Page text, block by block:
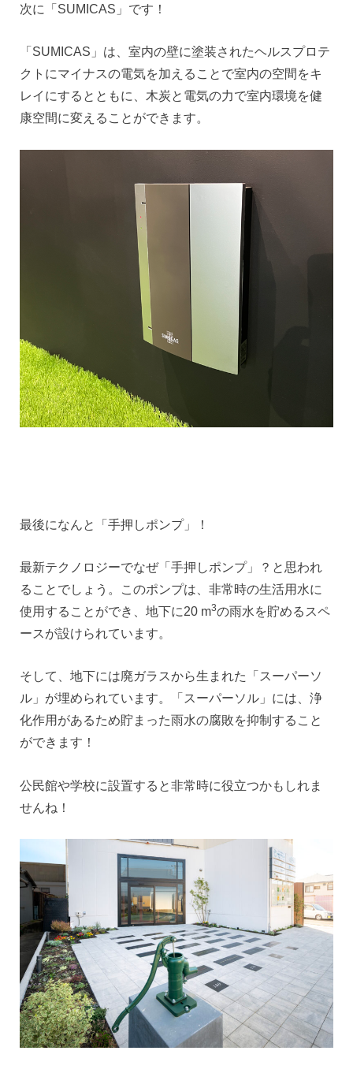
次に「SUMICAS」です！
「SUMICAS」は、室内の壁に塗装されたヘルスプロテ
クトにマイナスの電気を加えることで室内の空間をキ
レイにするとともに、木炭と電気の力で室内環境を健
康空間に変えることができます。
最後になんと「手押しポンプ」！
最新テクノロジーでなぜ「手押しポンプ」？と思われ
ることでしょう。このポンプは、非常時の生活用水に
使用することができ、地下に20 m3の雨水を貯めるスペ
ースが設けられています。
そして、地下には廃ガラスから生まれた「スーパーソ
ル」が埋められています。「スーパーソル」には、浄
化作用があるため貯まった雨水の腐敗を抑制すること
ができます！
公民館や学校に設置すると非常時に役立つかもしれま
せんね！